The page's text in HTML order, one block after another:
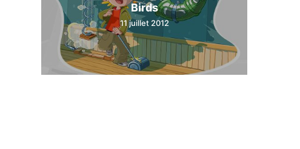
Birds
11 juillet 2012